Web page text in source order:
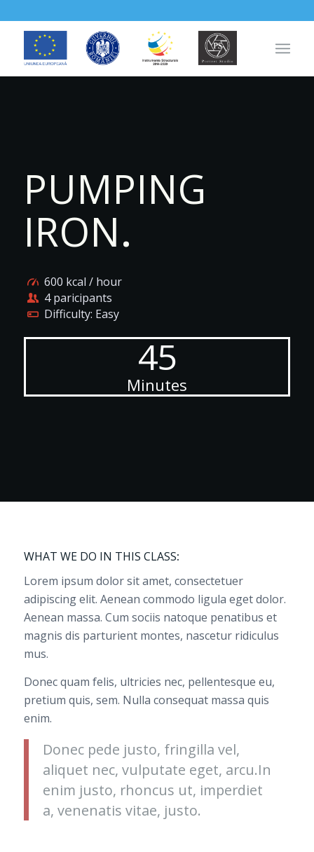
PUMPING
IRON.
600 kcal / hour
4 paricipants
Difficulty: Easy
45
Minutes
WHAT WE DO IN THIS CLASS:
Lorem ipsum dolor sit amet, consectetuer
adipiscing elit. Aenean commodo ligula eget dolor.
Aenean massa. Cum sociis natoque penatibus et
magnis dis parturient montes, nascetur ridiculus
mus.
Donec quam felis, ultricies nec, pellentesque eu,
pretium quis, sem. Nulla consequat massa quis
enim.
Donec pede justo, fringilla vel,
aliquet nec, vulputate eget, arcu.In
enim justo, rhoncus ut, imperdiet
a, venenatis vitae, justo.